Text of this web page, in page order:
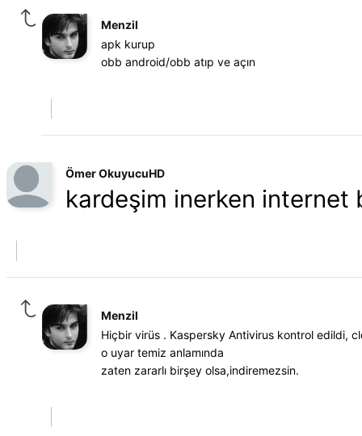
Menzil
apk kurup
obb android/obb atıp ve açın
Ömer OkuyucuHD
kardeşim inerken internet
Menzil
Hiçbir virüs . Kaspersky Antivirus kontrol edildi,
o uyar temiz anlamında
zaten zararlı birşey olsa,indiremezsin.